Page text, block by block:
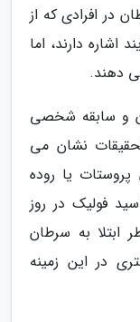
در افرادی که از
دارند، اما
دهند.
و سابقه شخصی
نشان می
پروستات یا روده
فولیک در روز
تا 6.4 درصد خطر ابتلا به سرطان
در این زمینه